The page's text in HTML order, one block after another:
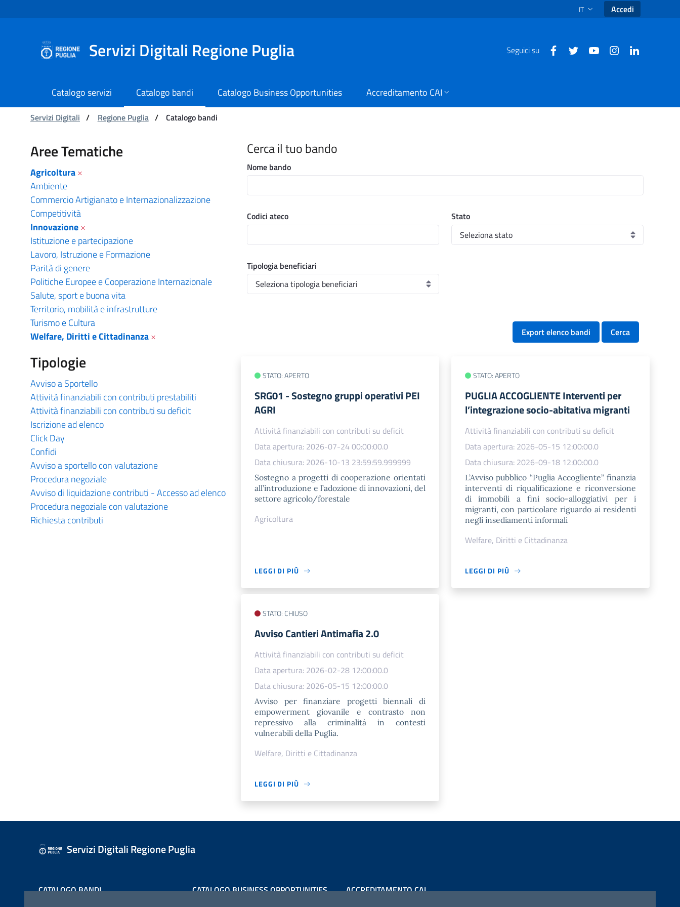
Navigazione SELEZIONE LINGUA: LINGUA
IT Accedi
Servizi Digitali Regione Puglia Seguici su
Catalogo servizi Catalogo bandi Catalogo Business Opportunities
Accreditamento CAI
Ti trovi in:
Servizi Digitali / Regione Puglia / Catalogo bandi
Catalogo bandi - Servizi Digitali Regione Puglia
Aree Tematiche
Agricoltura×
Ambiente
Commercio Artigianato e Internazionalizzazione
Competitività
Innovazione×
Istituzione e partecipazione
Lavoro, Istruzione e Formazione
Parità di genere
Politiche Europee e Cooperazione Internazionale
Salute, sport e buona vita
Territorio, mobilità e infrastrutture
Turismo e Cultura
Welfare, Diritti e Cittadinanza×
Tipologie
Avviso a Sportello
Attività finanziabili con contributi prestabiliti
Attività finanziabili con contributi su deficit
Iscrizione ad elenco
Click Day
Confidi
Avviso a sportello con valutazione
Procedura negoziale
Avviso di liquidazione contributi - Accesso ad elenco
Procedura negoziale con valutazione
Richiesta contributi
Cerca il tuo bando
Nome bando
Codici ateco Stato
Tipologia beneficiari
Export elenco bandi Cerca
STATO: APERTO
SRG01 - Sostegno gruppi operativi PEI
AGRI
Attività finanziabili con contributi su deficit
Data apertura: 2026-07-24 00:00:00.0
Data chiusura: 2026-10-13 23:59:59.999999
Sostegno a progetti di cooperazione orientati
all’introduzione e l’adozione di innovazioni, del
settore agricolo/forestale
Agricoltura
LEGGI DI PIÙ
STATO: APERTO
PUGLIA ACCOGLIENTE Interventi per
l’integrazione socio-abitativa migranti
Attività finanziabili con contributi su deficit
Data apertura: 2026-05-15 12:00:00.0
Data chiusura: 2026-09-18 12:00:00.0
L’Avviso pubblico “Puglia Accogliente” finanzia
interventi di riqualificazione e riconversione
di immobili a fini socio-alloggiativi per i
migranti, con particolare riguardo ai residenti
negli insediamenti informali
Welfare, Diritti e Cittadinanza
LEGGI DI PIÙ
STATO: CHIUSO
​Avviso Cantieri Antimafia 2.0
Attività finanziabili con contributi su deficit
Data apertura: 2026-02-28 12:00:00.0
Data chiusura: 2026-05-15 12:00:00.0
Avviso per finanziare progetti biennali di
empowerment giovanile e contrasto non
repressivo alla criminalità in contesti
vulnerabili della Puglia.
Welfare, Diritti e Cittadinanza
LEGGI DI PIÙ
Servizi Digitali Regione Puglia
CATALOGO BANDI CATALOGO BUSINESS OPPORTUNITIES
ACCREDITAMENTO CAI